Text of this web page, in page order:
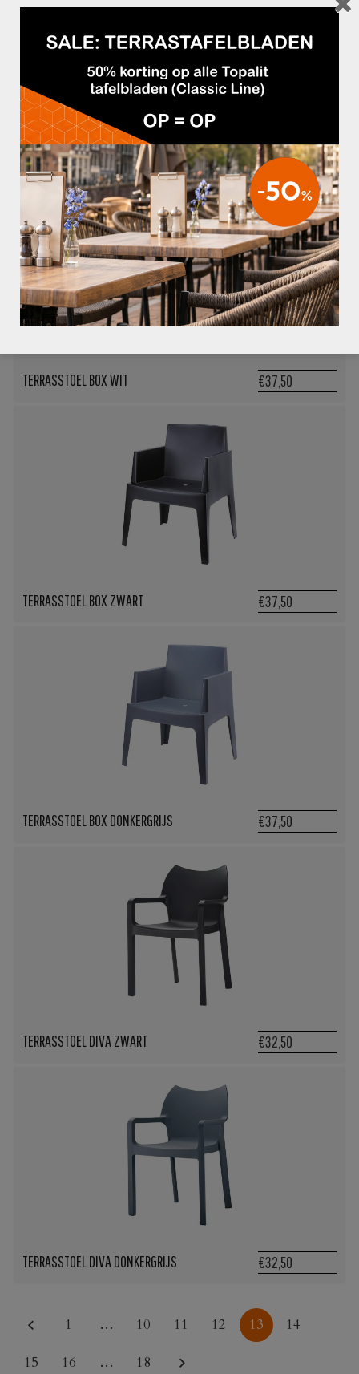
TERRASSTOEL ARIANE MET ARM GEEL €39,95
TERRASSTOEL BOX WIT €37,50
TERRASSTOEL BOX ZWART €37,50
TERRASSTOEL BOX DONKERGRIJS €37,50
TERRASSTOEL DIVA ZWART €32,50
TERRASSTOEL DIVA DONKERGRIJS €32,50
1 … 10 11 12 13 14
15 16 … 18